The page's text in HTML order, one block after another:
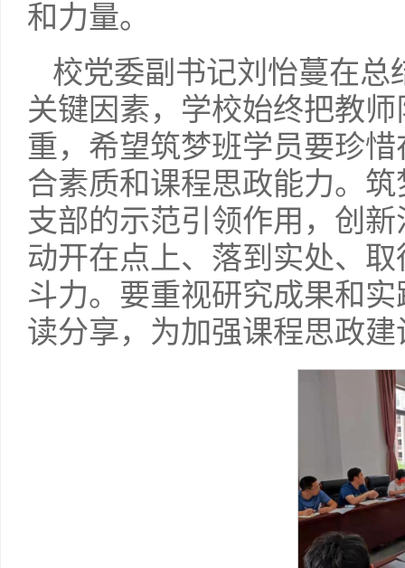
和力量。
校党委副书记刘怡蔓在
关键因素，学校始终把教
重，希望筑梦班学员要珍
合素质和课程思政能力。
支部的示范引领作用，创
动开在点上、落到实处、
斗力。要重视研究成果和
读分享，为加强课程思政